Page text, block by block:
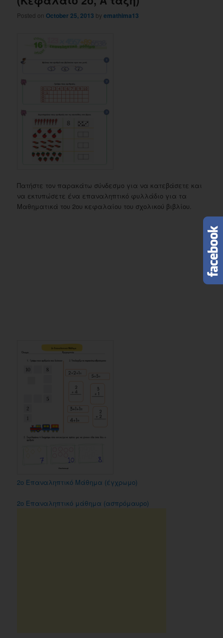
Posted onOctober 25, 2013 byemathima13
Πατήστε τον παρακάτω σύνδεσμο για να κατεβάσετε και
να εκτυπώσετε ένα επαναληπτικό φυλλάδιο για τα
Μαθηματικά του 2ου κεφαλαίου του σχολικού βιβλίου.
2o Επαναληπτικό Μάθημα (έγχρωμο)
2ο Επαναληπτικό μάθημα (ασπρόμαυρο)